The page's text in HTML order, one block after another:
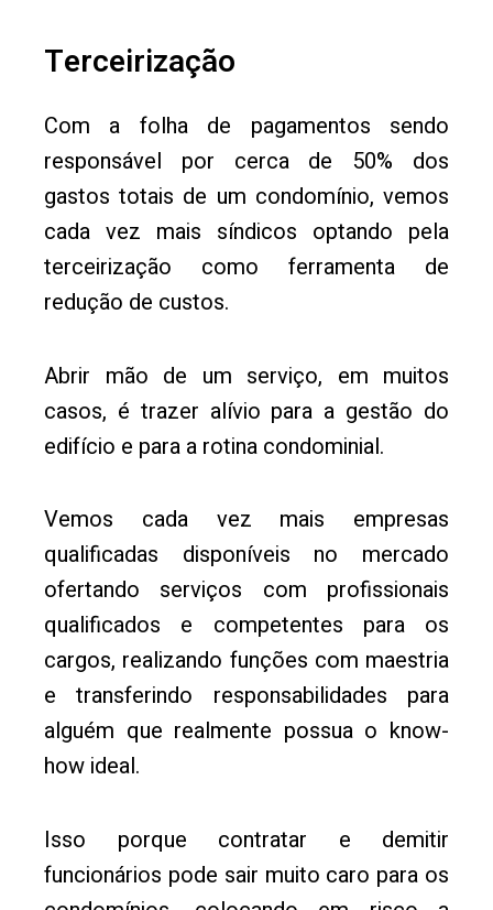
Terceirização
Com a folha de pagamentos sendo
responsável por cerca de 50% dos
gastos totais de um condomínio, vemos
cada vez mais síndicos optando pela
terceirização como ferramenta de
redução de custos.
Abrir mão de um serviço, em muitos
casos, é trazer alívio para a gestão do
edifício e para a rotina condominial.
Vemos cada vez mais empresas
qualificadas disponíveis no mercado
ofertando serviços com profissionais
qualificados e competentes para os
cargos, realizando funções com maestria
e transferindo responsabilidades para
alguém que realmente possua o know-
how ideal.
Isso porque contratar e demitir
funcionários pode sair muito caro para os